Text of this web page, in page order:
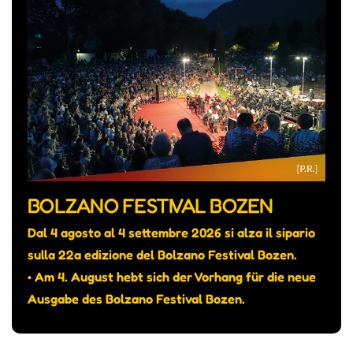
BOLZANO FESTIVAL BOZEN
Dal 4 agosto al 4 settembre 2026 si alza il sipario
sulla 22a edizione del Bolzano Festival Bozen.
• Am 4. August hebt sich der Vorhang für die neue
Ausgabe des Bolzano Festival Bozen.